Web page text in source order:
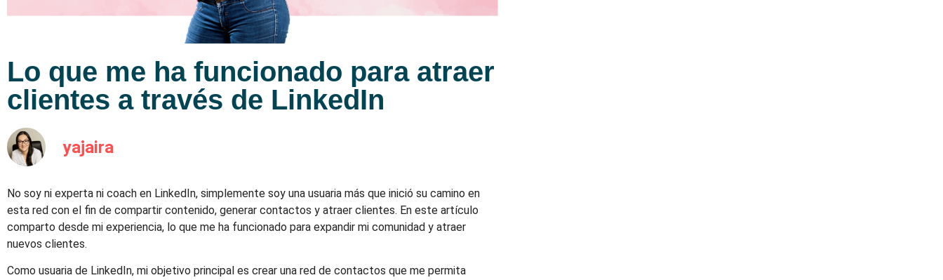
Lo que me ha funcionado para atraer
clientes a través de LinkedIn
yajaira
No soy ni experta ni coach en LinkedIn, simplemente soy una usuaria más que inició su camino en
esta red con el fin de compartir contenido, generar contactos y atraer clientes. En este artículo
comparto desde mi experiencia, lo que me ha funcionado para expandir mi comunidad y atraer
nuevos clientes.
Como usuaria de LinkedIn, mi objetivo principal es crear una red de contactos que me permita